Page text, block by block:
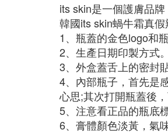
its skin是一個護膚品
韓國its skin蝸牛霜真假
1、瓶蓋的金色logo和
2、生產日期印製方式
3、外盒蓋舌上的密封
4、內部瓶子，首先是
心思;其次打開瓶蓋後
5、注意看正品的瓶底
6、膏體顏色淡黃，氣